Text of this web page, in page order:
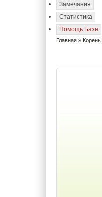
Замечания
Статистика
Помощь Базе
Главная » Корень